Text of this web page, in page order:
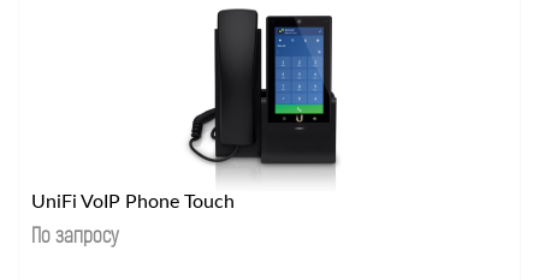
UniFi VoIP Phone Touch
По запросу